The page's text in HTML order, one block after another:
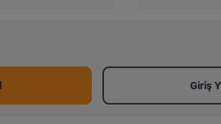
Giriş